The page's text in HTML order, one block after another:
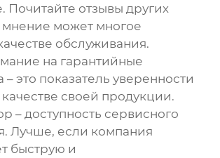
Почитайте отзывы других
мнение может многое
обслуживания.
на гарантийные
– это показатель уверенности
своей продукции.
– доступность сервисного
Лучше, если компания
быструю и